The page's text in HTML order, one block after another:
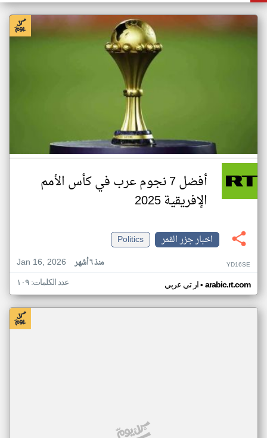
أفضل 7 نجوم عرب في كأس الأمم
الإفريقية 2025
اخبار جزر القمر
Politics
Jan 16, 2026
منذ ٦ أشهر YD16SE
ار تي عربي• arabic.rt.com عدد الكلمات: ١٠٩